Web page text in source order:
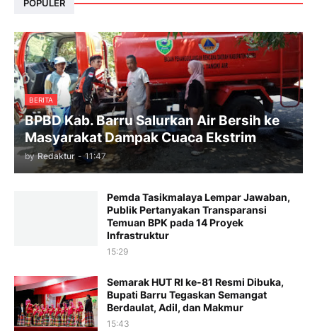
POPULER
BERITA
BPBD Kab. Barru Salurkan Air Bersih ke
Masyarakat Dampak Cuaca Ekstrim
by Redaktur - 11:47
Pemda Tasikmalaya Lempar Jawaban,
Publik Pertanyakan Transparansi
Temuan BPK pada 14 Proyek
Infrastruktur
15:29
Semarak HUT RI ke-81 Resmi Dibuka,
Bupati Barru Tegaskan Semangat
Berdaulat, Adil, dan Makmur
15:43